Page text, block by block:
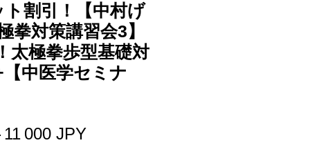
ト割引！【中村げ
拳対策講習会3】
太極拳歩型基礎対
中医学セミナ
Prix
11 000 JPYPrix